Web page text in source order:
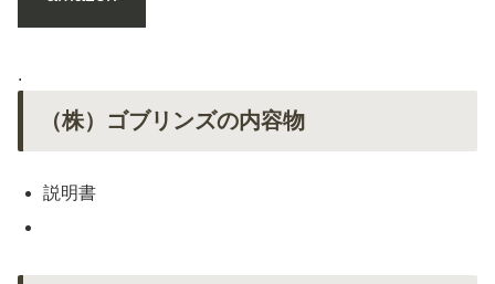
.
（株）ゴブリンズの内容物
説明書